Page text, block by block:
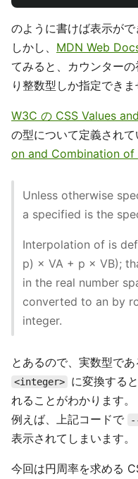
のように書けば表示がで
しかし、 MDN Web
てみると、カウンター
り整数型しか指定できま
W3C の CSS Values
の型について定義され
on and Combination of
Unless otherwise
a specified is the
Interpolation of is
p) × VA + p × VB);
in the real number
converted to an by
integer.
とあるので、実数型で
<integer>
に変換する
れることがわかります。
例えば、上記コードで
表示されてしまいます。
今回は円周率を求める